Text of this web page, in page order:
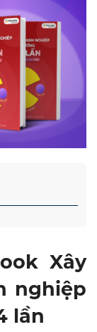
Xây
nghiệp
lần